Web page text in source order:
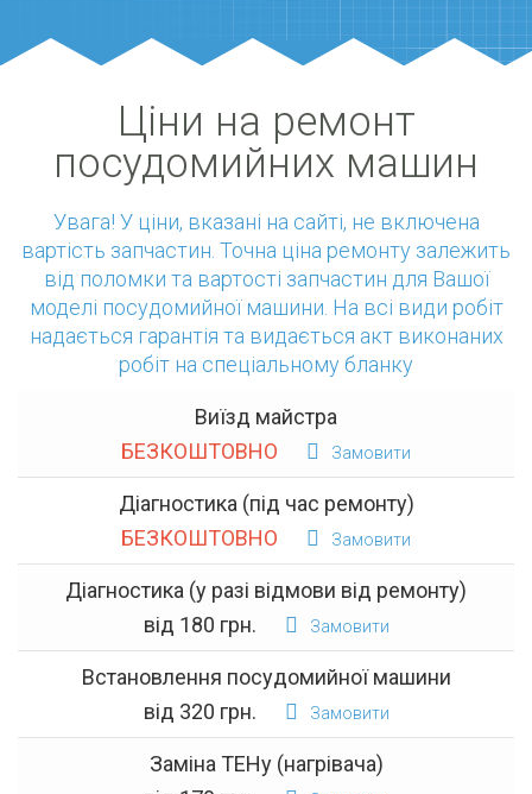
Ціни на ремонт
посудомийних машин
Увага! У ціни, вказані на сайті, не включена
вартість запчастин. Точна ціна ремонту залежить
від поломки та вартості запчастин для Вашої
моделі посудомийної машини. На всі види робіт
надається гарантія та видається акт виконаних
робіт на спеціальному бланку
Виїзд майстра
БЕЗКОШТОВНО
Замовити
Діагностика (під час ремонту)
БЕЗКОШТОВНО
Замовити
Діагностика (у разі відмови від ремонту)
від 180 грн.
Замовити
Встановлення посудомийної машини
від 320 грн.
Замовити
Заміна ТЕНу (нагрівача)